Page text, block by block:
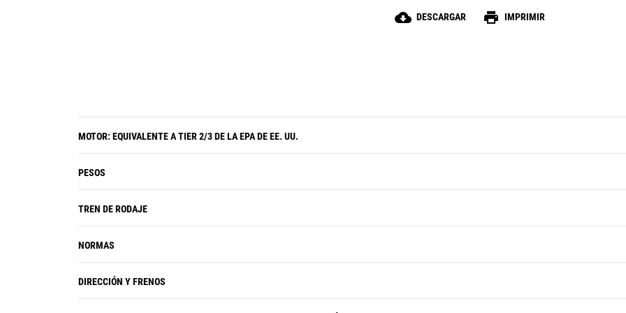
velocidad de avance.
cloud_download DESCARGAR print IMPRIMIR
MOTOR: EQUIVALENTE A TIER 2/3 DE LA EPA DE EE. UU.
PESOS
TREN DE RODAJE
NORMAS
DIRECCIÓN Y FRENOS